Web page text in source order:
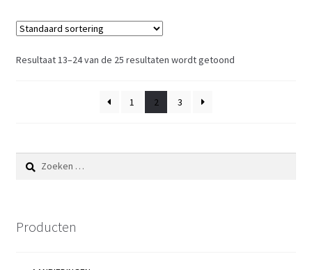
Resultaat 13–24 van de 25 resultaten wordt getoond
1 2 3
Zoeken
naar:
Producten